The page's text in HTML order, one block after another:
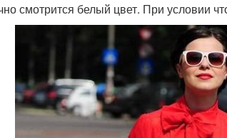
смотрится белый цвет. При условии